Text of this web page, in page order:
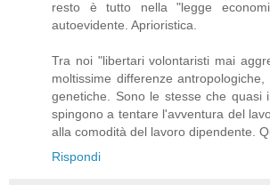
resto è tutto nella "legge
autoevidente. Aprioristica.
Tra noi "libertari volontaristi mai
moltissime differenze
genetiche. Sono le stesse che quasi
spingono a tentare l'avventura del
alla comodità del lavoro dipendente.
Rispondi